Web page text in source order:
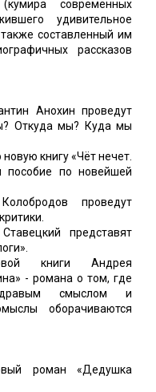
современных
удивительное
составленный им
рассказов
Анохин проведут
Откуда мы? Куда мы
книгу «Чёт нечет.
пособие по новейшей
проведут
представят
книги Андрея
- романа о том, где
смыслом и
оборачиваются
роман «Дедушка